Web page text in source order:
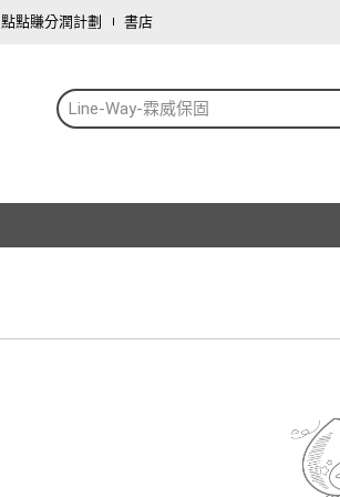
點點賺分潤計劃 書店
Line-Way-霖威保固